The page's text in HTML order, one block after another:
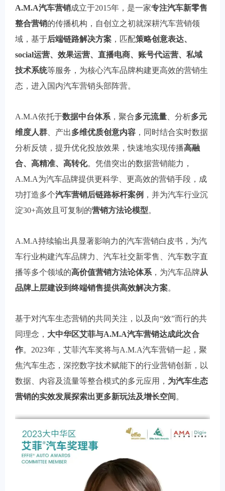
A.M.A汽车营销成立于2015年，是一家专注汽车新零售
整合营销的传播机构，自创立之初就深耕汽车营销领
域，基于后端链路解决方案 ，匹配策略创意表达、
social运营、效果运营、直播电商、账号代运营、私域
技术系统等服务，为核心汽车品牌构建更高效的营销生
态，进入国内汽车营销头部阵营。
A.M.A依托于数据中台体系，聚合多元流量、分析多元
维度人群、产出多维优质创意内容 ，同时结合实时数据
分析反馈，提升优化投放效果，快速地实现传播高融
合、高精准、高转化。凭借突出的数据营销能力，
A.M.A为汽车品牌提供更科学、更高效的营销手段，成
功打造多个汽车营销后链路标杆案例 ，并为汽车行业沉
淀30+高效且可复制的营销方法论模型。
A.M.A持续输出具显著影响力的汽车营销白皮书，为汽
车行业构建汽车品牌力、汽车社交新零售、汽车数字直
播等多个领域的高价值营销方法论体系，为汽车品牌从
品牌上层建设到终端销售提供高效解决方案。
基于对汽车生态营销的共同关注，以及向“效”而行的共
同理念， 大中华区艾菲与A.M.A汽车营销达成此次合
作。2023年，艾菲汽车奖将与A.M.A汽车营销一起，聚
焦汽车生态，深挖数字技术赋能下的行业营销创新，以
数据、内容及流量等整合模式的多元应用， 为汽车生态
营销的实效发展探索出更多新玩法及增长空间。